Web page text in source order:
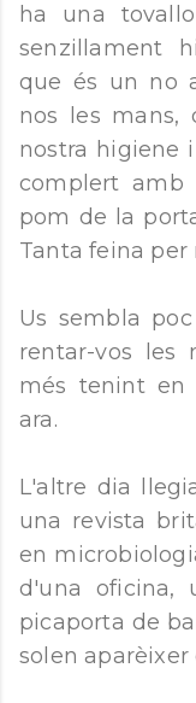
ha una
senzillament
que és un no
nos les mans,
nostra higiene
complert amb
pom de la
Tanta feina per
Us sembla
rentar-vos les
més tenint en
ara.
L'altre dia
una revista
en
d'una oficina,
picaporta de
solen aparèixer